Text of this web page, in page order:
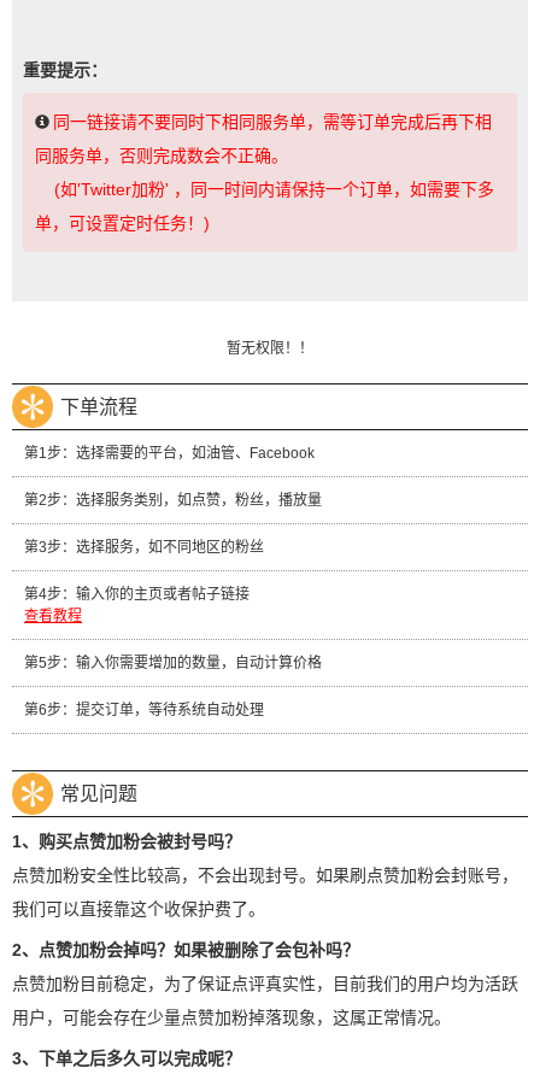
重要提示：
同一链接请不要同时下相同服务单，需等订单完成后再下相
同服务单，否则完成数会不正确。
(如'Twitter加粉' ，同一时间内请保持一个订单，如需要下多
单，可设置定时任务！)
暂无权限！！
下单流程
第1步：选择需要的平台，如油管、Facebook
第2步：选择服务类别，如点赞，粉丝，播放量
第3步：选择服务，如不同地区的粉丝
第4步：输入你的主页或者帖子链接
查看教程
第5步：输入你需要增加的数量，自动计算价格
第6步：提交订单，等待系统自动处理
常见问题
1、购买点赞加粉会被封号吗？
点赞加粉安全性比较高，不会出现封号。如果刷点赞加粉会封账号，
我们可以直接靠这个收保护费了。
2、点赞加粉会掉吗？如果被删除了会包补吗？
点赞加粉目前稳定，为了保证点评真实性，目前我们的用户均为活跃
用户，可能会存在少量点赞加粉掉落现象，这属正常情况。
3、下单之后多久可以完成呢？